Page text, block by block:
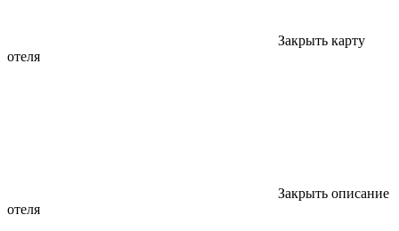
Закрыть карту
отеля
Закрыть описание
отеля